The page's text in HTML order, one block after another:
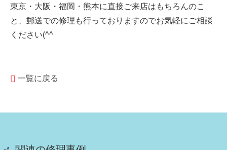
東京・大阪・福岡・熊本に直接ご来店はもちろんのこ
と、郵送での修理も行っておりますのでお気軽にご相談
ください(^^
一覧に戻る